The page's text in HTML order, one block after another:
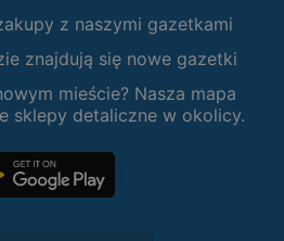
z naszymi gazetkami
znajdują się nowe gazetki
mieście? Nasza mapa
sklepy detaliczne w okolicy.